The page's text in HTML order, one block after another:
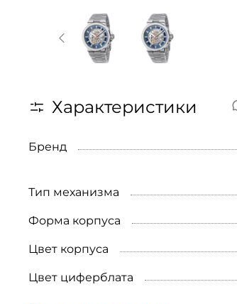
Характеристики
Бренд
Тип механизма
Форма корпуса
Цвет корпуса
Цвет циферблата